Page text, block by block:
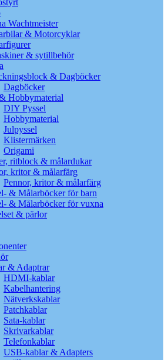
Wachtmeister
& Motorcyklar
& sytillbehör
& Dagböcker
Dagböcker
Hobbymaterial
DIY Pyssel
Hobbymaterial
Julpyssel
Klistermärken
Origami
ritblock & målardukar
kritor & målarfärg
Pennor, kritor & målarfärg
& Målarböcker för barn
& Målarböcker för vuxna
& pärlor
& Adaptrar
HDMI-kablar
Kabelhantering
Nätverkskablar
Patchkablar
Sata-kablar
Skrivarkablar
Telefonkablar
USB-kablar & Adapters